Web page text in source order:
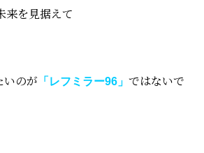
来を見据えて
いのが 「レフミラー96」 ではないで